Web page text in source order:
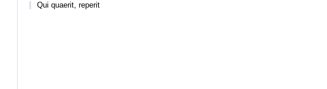
Qui quaerit, reperit